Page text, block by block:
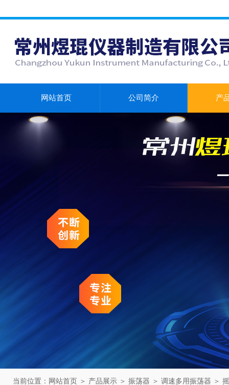
网站首页 公司简介 产
当前位置： 网站首页 ＞ 产品展示 ＞ 振荡器 ＞ 调速多用振荡器 ＞